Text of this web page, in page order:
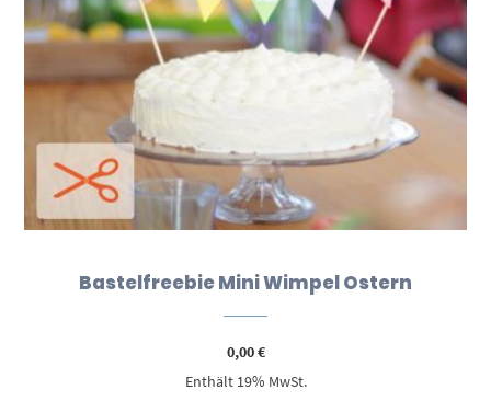
Bastelfreebie Mini Wimpel Ostern
0,00€
Enthält 19% MwSt.